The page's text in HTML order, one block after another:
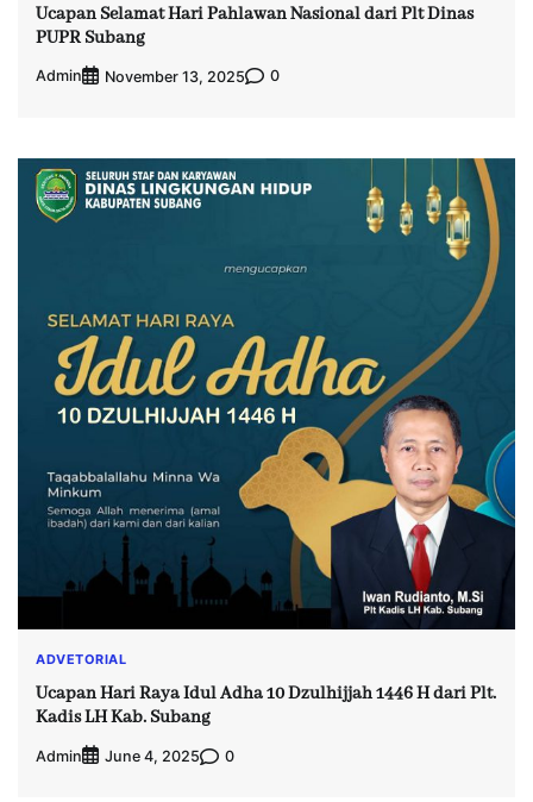
Ucapan Selamat Hari Pahlawan Nasional dari Plt Dinas
PUPR Subang
Admin November 13, 2025 0
ADVETORIAL
Ucapan Hari Raya Idul Adha 10 Dzulhijjah 1446 H dari Plt.
Kadis LH Kab. Subang
Admin June 4, 2025 0